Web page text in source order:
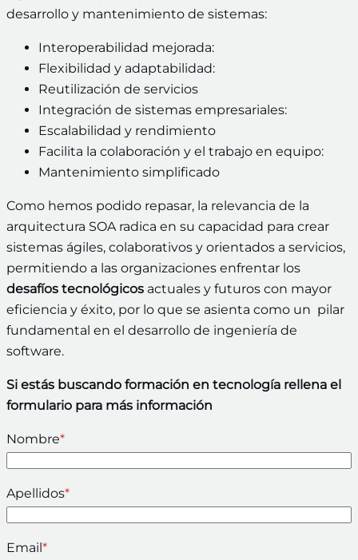
desarrollo y mantenimiento de sistemas:
Interoperabilidad mejorada:
Flexibilidad y adaptabilidad:
Reutilización de servicios
Integración de sistemas empresariales:
Escalabilidad y rendimiento
Facilita la colaboración y el trabajo en equipo:
Mantenimiento simplificado
Como hemos podido repasar, la relevancia de la
arquitectura SOA radica en su capacidad para crear
sistemas ágiles, colaborativos y orientados a servicios,
permitiendo a las organizaciones enfrentar los
desafíos tecnológicos actuales y futuros con mayor
eficiencia y éxito, por lo que se asienta como un pilar
fundamental en el desarrollo de ingeniería de
software.
Si estás buscando formación en tecnología rellena el
formulario para más información
Nombre*
Apellidos*
Email*